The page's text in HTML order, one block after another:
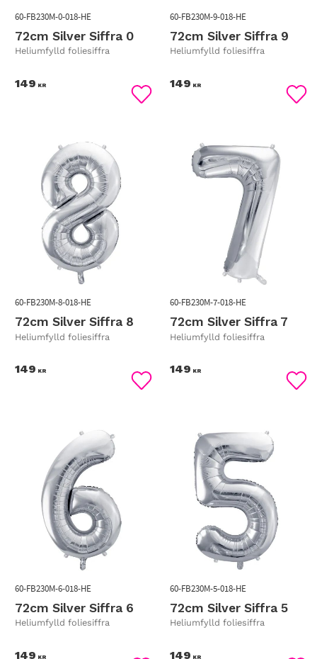
72cm Silver Siffra 0
Heliumfylld foliesiffra
60-FB230M-0-018-HE
149 KR
Lägg till i favoriter
72cm Silver Siffra 9
Heliumfylld foliesiffra
60-FB230M-9-018-HE
149 KR
72cm Silver Siffra 8
Heliumfylld foliesiffra
60-FB230M-8-018-HE
149 KR
Lägg till i favoriter
72cm Silver Siffra 7
Heliumfylld foliesiffra
60-FB230M-7-018-HE
149 KR
72cm Silver Siffra 6
Heliumfylld foliesiffra
60-FB230M-6-018-HE
149 KR
72cm Silver Siffra 5
Heliumfylld foliesiffra
60-FB230M-5-018-HE
149 KR